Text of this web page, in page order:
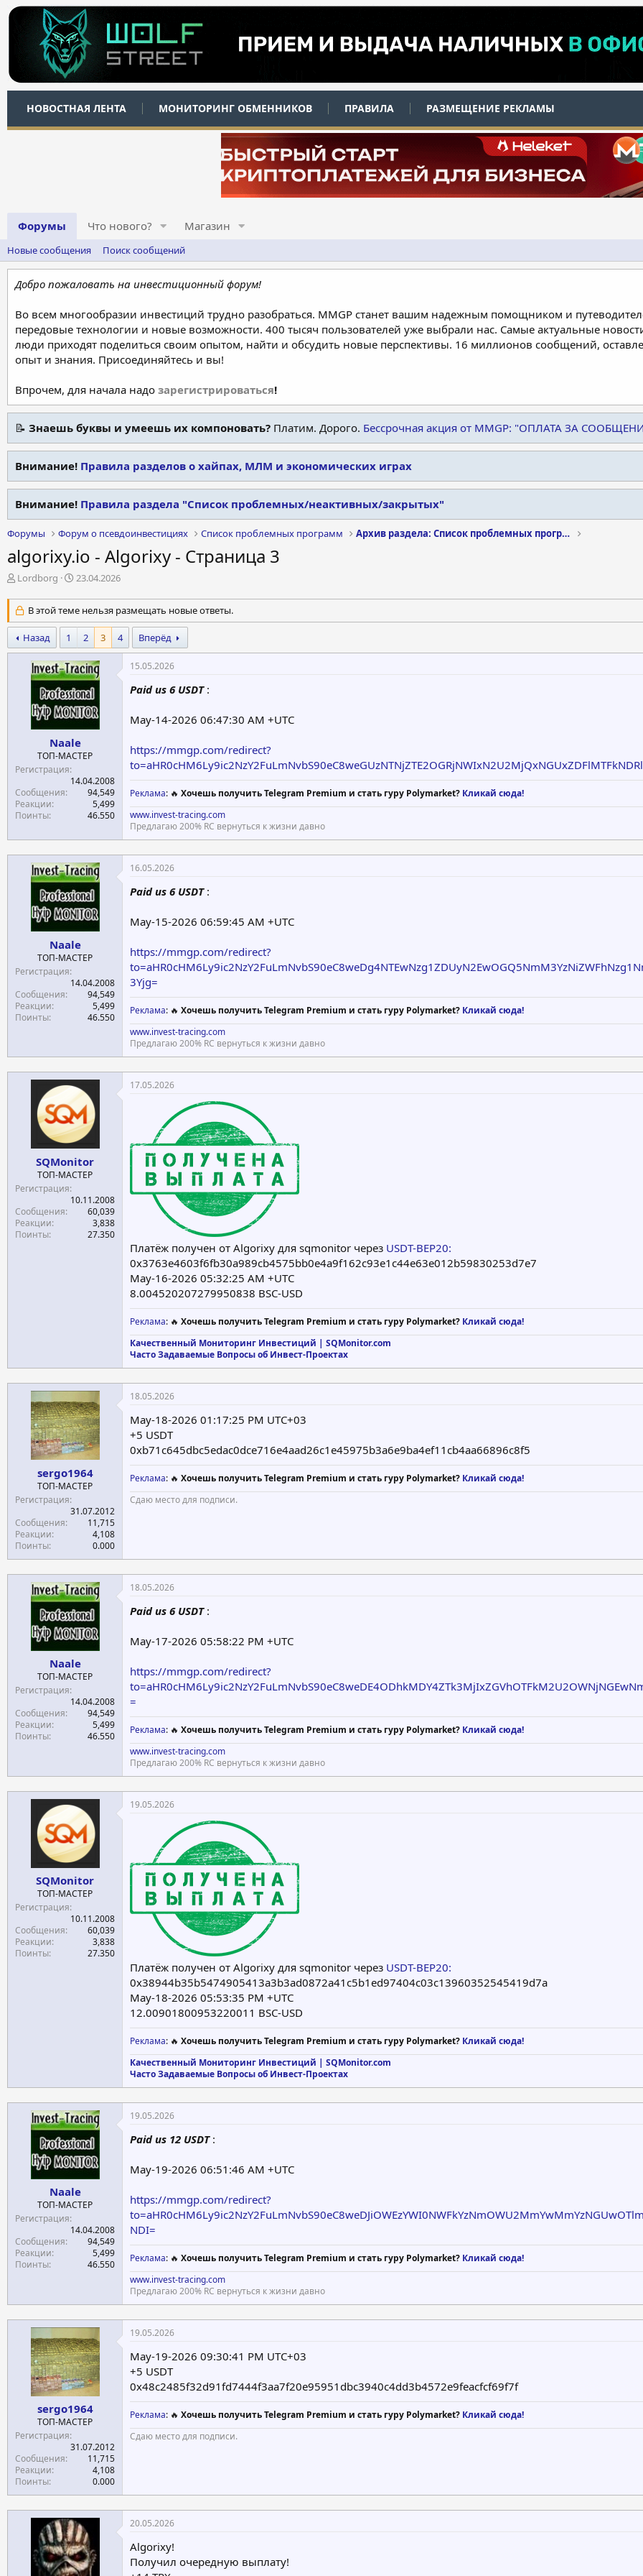
НОВОСТНАЯ ЛЕНТА МОНИТОРИНГ ОБМЕННИКОВ ПРАВИЛА РАЗМЕЩЕНИЕ РЕКЛАМЫ
Форумы Что нового? Магазин
Новые сообщения Поиск сообщений
Добро пожаловать на инвестиционный форум!
Во всем многообразии инвестиций трудно разобраться. MMGP станет вашим надежным помощником и
передовые технологии и новые возможности. 400 тысяч пользователей уже выбрали нас. Самые актуальные
люди приходят поделиться своим опытом, найти и обсудить новые перспективы. 16 миллионов сообщений,
опыт и знания. Присоединяйтесь и вы!
Впрочем, для начала надо зарегистрироваться!
📝 Знаешь буквы и умеешь их компоновать? Платим. Дорого. Бессрочная акция от MMGP: "ОПЛАТА ЗА
Внимание! Правила разделов о хайпах, МЛМ и экономических играх
Внимание! Правила раздела "Список проблемных/неактивных/закрытых"
Форумы Форум о псевдоинвестициях Список проблемных программ Архив раздела: Список проблемных программ
algorixy.io - Algorixy - Страница 3
А
т
о
р
т
е
Lordborg
Д
т
а
н
ч
а
л
а
23.04.2026
В этой теме нельзя размещать новые ответы.
Назад 1 2 3 4 Вперёд
Naale
ТОП-МАСТЕР
Регистрация
14.04.2008
Сообщения
94,549
Реакции
5,499
Поинты
46.550
15.05.2026
Paid us 6 USDT :
May-14-2026 06:47:30 AM +UTC
https://mmgp.com/redirect?
Реклама: 🔥 Хочешь получить Telegram Premium и стать гуру Polymarket? Кликай сюда!
www.invest-tracing.com
Предлагаю 200% RC вернуться к жизни давно
Naale
ТОП-МАСТЕР
Регистрация
14.04.2008
Сообщения
94,549
Реакции
5,499
Поинты
46.550
16.05.2026
Paid us 6 USDT :
May-15-2026 06:59:45 AM +UTC
https://mmgp.com/redirect?
3Yjg=
Реклама: 🔥 Хочешь получить Telegram Premium и стать гуру Polymarket? Кликай сюда!
www.invest-tracing.com
Предлагаю 200% RC вернуться к жизни давно
SQMonitor
ТОП-МАСТЕР
Регистрация
10.11.2008
Сообщения
60,039
Реакции
3,838
Поинты
27.350
17.05.2026
Платёж получен от Algorixy для sqmonitor через USDT-BEP20:
0x3763e4603f6fb30a989cb4575bb0e4a9f162c93e1c44e63e012b59830253d7e7
May-16-2026 05:32:25 AM +UTC
8.004520207279950838 BSC-USD
Реклама: 🔥 Хочешь получить Telegram Premium и стать гуру Polymarket? Кликай сюда!
Качественный Мониторинг Инвестиций | SQMonitor.com
Часто Задаваемые Вопросы об Инвест-Проектах
sergo1964
ТОП-МАСТЕР
Регистрация
31.07.2012
Сообщения
11,715
Реакции
4,108
Поинты
0.000
18.05.2026
May-18-2026 01:17:25 PM UTC+03
+5 USDT
0xb71c645dbc5edac0dce716e4aad26c1e45975b3a6e9ba4ef11cb4aa66896c8f5
Реклама: 🔥 Хочешь получить Telegram Premium и стать гуру Polymarket? Кликай сюда!
Сдаю место для подписи.
Naale
ТОП-МАСТЕР
Регистрация
14.04.2008
Сообщения
94,549
Реакции
5,499
Поинты
46.550
18.05.2026
Paid us 6 USDT :
May-17-2026 05:58:22 PM +UTC
https://mmgp.com/redirect?
=
Реклама: 🔥 Хочешь получить Telegram Premium и стать гуру Polymarket? Кликай сюда!
www.invest-tracing.com
Предлагаю 200% RC вернуться к жизни давно
SQMonitor
ТОП-МАСТЕР
Регистрация
10.11.2008
Сообщения
60,039
Реакции
3,838
Поинты
27.350
19.05.2026
Платёж получен от Algorixy для sqmonitor через USDT-BEP20:
0x38944b35b5474905413a3b3ad0872a41c5b1ed97404c03c13960352545419d7a
May-18-2026 05:53:35 PM +UTC
12.00901800953220011 BSC-USD
Реклама: 🔥 Хочешь получить Telegram Premium и стать гуру Polymarket? Кликай сюда!
Качественный Мониторинг Инвестиций | SQMonitor.com
Часто Задаваемые Вопросы об Инвест-Проектах
Naale
ТОП-МАСТЕР
Регистрация
14.04.2008
Сообщения
94,549
Реакции
5,499
Поинты
46.550
19.05.2026
Paid us 12 USDT :
May-19-2026 06:51:46 AM +UTC
https://mmgp.com/redirect?
NDI=
Реклама: 🔥 Хочешь получить Telegram Premium и стать гуру Polymarket? Кликай сюда!
www.invest-tracing.com
Предлагаю 200% RC вернуться к жизни давно
sergo1964
ТОП-МАСТЕР
Регистрация
31.07.2012
Сообщения
11,715
Реакции
4,108
Поинты
0.000
19.05.2026
May-19-2026 09:30:41 PM UTC+03
+5 USDT
0x48c2485f32d91fd7444f3aa7f20e95951dbc3940c4dd3b4572e9feacfcf69f7f
Реклама: 🔥 Хочешь получить Telegram Premium и стать гуру Polymarket? Кликай сюда!
Сдаю место для подписи.
20.05.2026
Algorixy!
Получил очередную выплату!